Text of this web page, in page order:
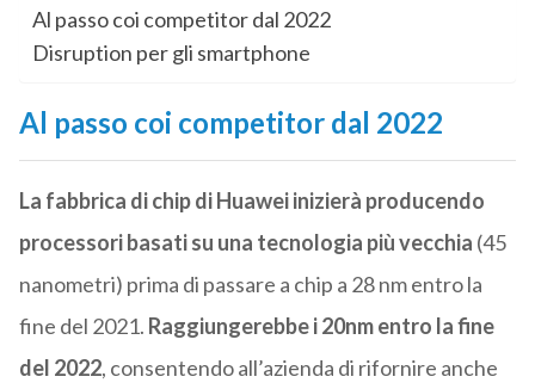
Al passo coi competitor dal 2022
Disruption per gli smartphone
Al passo coi competitor dal 2022
La fabbrica di chip di Huawei inizierà producendo
processori basati su una tecnologia più vecchia (45
nanometri) prima di passare a chip a 28 nm entro la
fine del 2021. Raggiungerebbe i 20nm entro la fine
del 2022, consentendo all’azienda di rifornire anche